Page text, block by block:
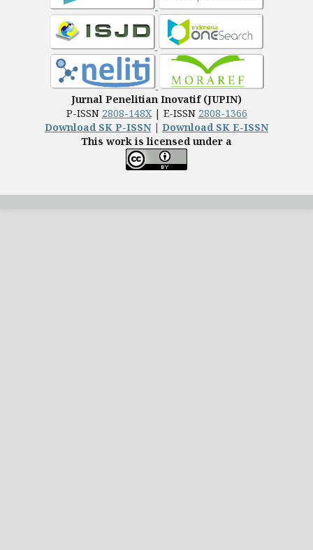
Jurnal Penelitian Inovatif (JUPIN)
P-ISSN 2808-148X| E-ISSN 2808-1366
Download SK P-ISSN| Download SK E-ISSN
This work is licensed under a